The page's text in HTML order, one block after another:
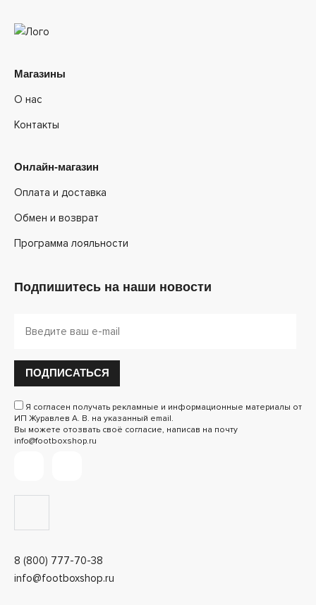
8 (800) 777-70-38
info@footboxshop.ru
Магазины
О нас
Контакты
Онлайн-магазин
Оплата и доставка
Обмен и возврат
Программа лояльности
Подпишитесь на наши новости
ПОДПИСАТЬСЯ
Я согласен получать рекламные и информационные материалы от
ИП Журавлев А. В. на указанный email.
Вы можете отозвать своё согласие, написав на почту
info@footboxshop.ru